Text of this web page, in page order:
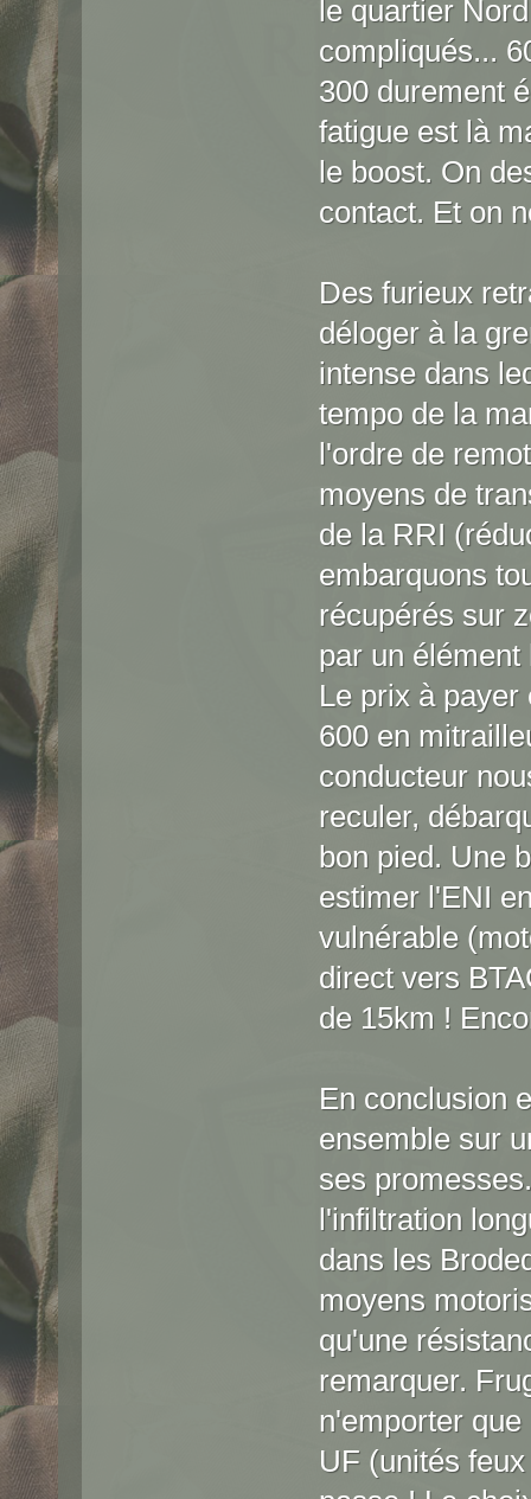
le quartier
compliqués...
300 durement
fatigue est là
le boost. On
contact. Et on
Des furieux
déloger à la
intense dans
tempo de la
l'ordre de
moyens de
de la RRI
embarquons
récupérés sur
par un
Le prix à
600 en
conducteur
reculer,
bon pied. Une
estimer l'ENI
vulnérable
direct vers
de 15km !
En conclusion
ensemble sur
ses
l'infiltration
dans les
moyens
qu'une
remarquer.
n'emporter
UF (unités